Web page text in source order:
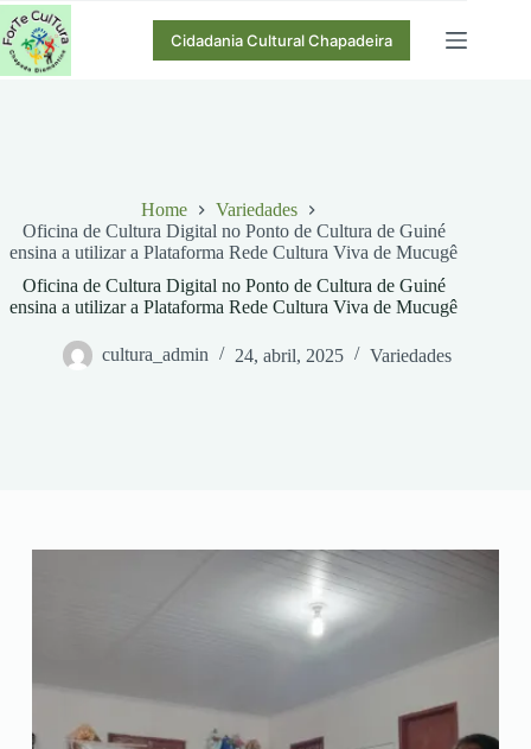
Pular
para
o
conteúdo
Cidadania Cultural Chapadeira
Home
Variedades
Oficina de Cultura Digital no Ponto de Cultura de Guiné
ensina a utilizar a Plataforma Rede Cultura Viva de Mucugê
Oficina de Cultura Digital no Ponto de Cultura de Guiné
ensina a utilizar a Plataforma Rede Cultura Viva de Mucugê
cultura_admin 24, abril, 2025 Variedades